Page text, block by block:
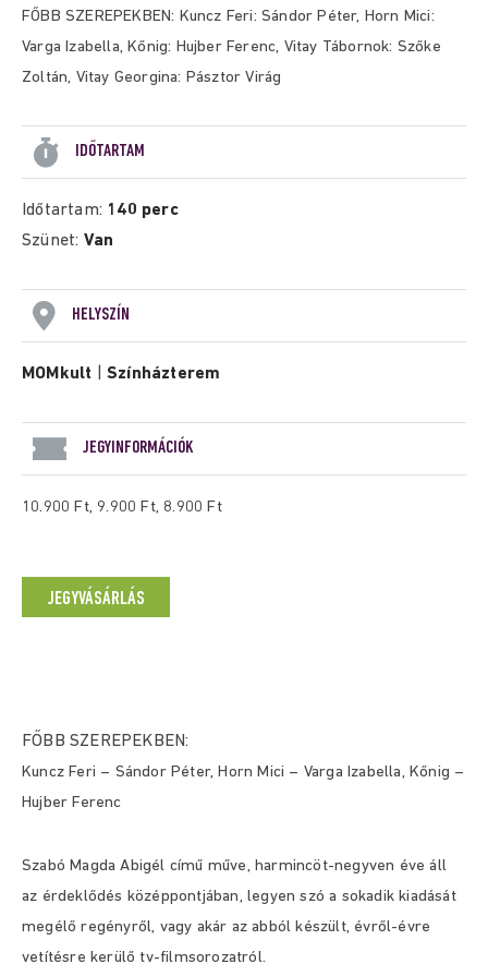
FŐBB SZEREPEKBEN: Kuncz Feri: Sándor Péter, Horn Mici:
Varga Izabella, Kőnig: Hujber Ferenc, Vitay Tábornok: Szőke
Zoltán, Vitay Georgina: Pásztor Virág
IDŐTARTAM
Időtartam: 140 perc
Szünet: Van
HELYSZÍN
MOMkult |Színházterem
JEGYINFORMÁCIÓK
10.900 Ft, 9.900 Ft, 8.900 Ft
JEGYVÁSÁRLÁS
FŐBB SZEREPEKBEN:
Kuncz Feri – Sándor Péter, Horn Mici – Varga Izabella, Kőnig –
Hujber Ferenc
Szabó Magda Abigél című műve, harmincöt-negyven éve áll
az érdeklődés középpontjában, legyen szó a sokadik kiadását
megélő regényről, vagy akár az abból készült, évről-évre
vetítésre kerülő tv-filmsorozatról.